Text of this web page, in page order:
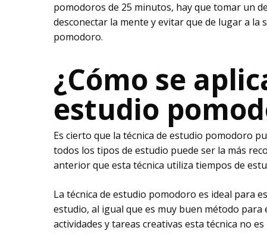
pomodoros de 25 minutos, hay que tomar un
desconectar la mente y evitar que de lugar a la
pomodoro.
¿Cómo se
estudio
Es cierto que la técnica de estudio pomodoro
todos los tipos de estudio puede ser la más
anterior que esta técnica utiliza tiempos de
La técnica de estudio pomodoro es ideal para
estudio, al igual que es muy buen método para
actividades y tareas creativas esta técnica no